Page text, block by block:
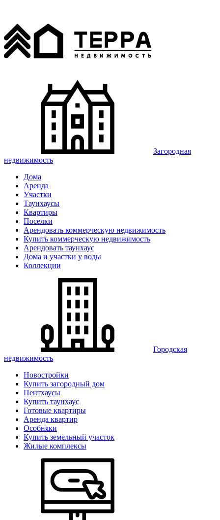
Загородная
недвижимость
Дома
Аренда
Участки
Таунхаусы
Квартиры
Поселки
Арендовать коммерческую недвижимость
Купить коммерческую недвижимость
Арендовать таунхаус
Дома и участки у воды
Коллекции
Городская
недвижимость
Новостройки
Купить загородный дом
Пентхаусы
Купить таунхаус
Готовые квартиры
Аренда квартир
Особняки
Купить земельный участок
Жилые комплексы